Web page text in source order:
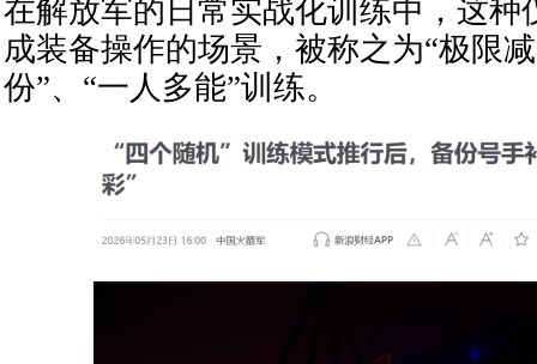
在解放军的日常实战化训练中，这种
成装备操作的场景，被称之为“极限
份”、“一人多能”训练。